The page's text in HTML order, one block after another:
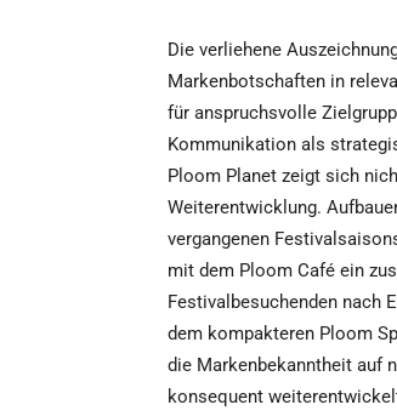
Die verliehene
Markenbotschaften in
für anspruchsvolle
Kommunikation als
Ploom Planet zeigt sich
Weiterentwicklung.
vergangenen
mit dem Ploom Café ein
Festivalbesuchenden nach
dem kompakteren Ploom
die Markenbekanntheit auf
konsequent